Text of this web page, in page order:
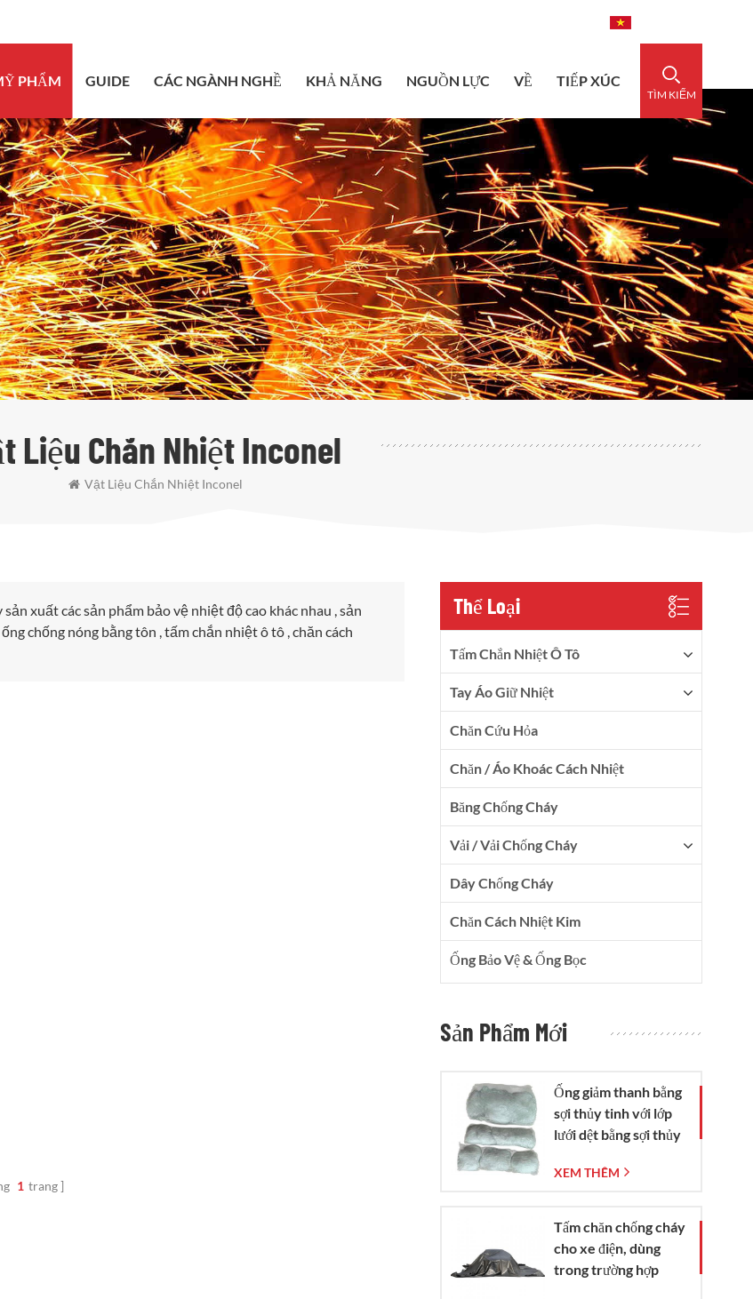
TÌM KIẾM
PHẨM GUIDE CÁC NGÀNH NGHỀ KHẢ NĂNG NGUỒN LỰC VỀ TIẾP XÚC
Liệu Chắn Nhiệt Inconel
Vật Liệu Chắn Nhiệt Inconel
xuất các sản phẩm bảo vệ nhiệt độ cao khác nhau , sản
chống nóng bằng tôn , tấm chắn nhiệt ô tô , chăn cách
1 trang
Thể Loại
Tấm Chắn Nhiệt Ô Tô
Tay Áo Giữ Nhiệt
Chăn Cứu Hỏa
Chăn / Áo Khoác Cách Nhiệt
Băng Chống Cháy
Vải / Vải Chống Cháy
Dây Chống Cháy
Chăn Cách Nhiệt Kim
Ống Bảo Vệ & Ống Bọc
Sản Phẩm Mới
Ống giảm thanh bằng
sợi thủy tinh với lớp
lưới dệt bằng sợi thủy
XEM THÊM
Tấm chăn chống cháy
cho xe điện, dùng
trong trường hợp